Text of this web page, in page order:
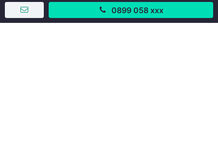
0899 058 xxx
Giấy phép số: 429/GP-BTTTT do Bộ TTTT cấp ngày
11/10/2019